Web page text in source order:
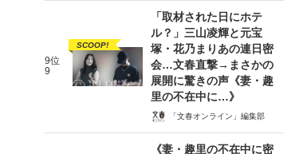
9位
9
SCOOP!
「取材された日にホテ
ル？」三山凌輝と元宝
塚・花乃まりあの連日密
会…文春直撃→まさかの
展開に驚きの声《妻・趣
里の不在中に…》
「文春オンライン」編集部
《妻・趣里の不在中に密